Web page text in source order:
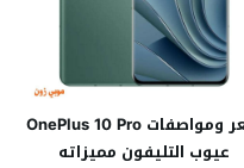
سعر ومواصفات OnePlus 10 Pro
عيوب التليفون مميزاته